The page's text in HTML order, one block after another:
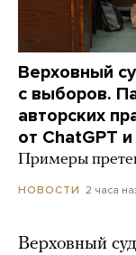
Верховный
с выборов.
авторских
от ChatGPT
Примеры
НОВОСТИ 2 часа
Верховный